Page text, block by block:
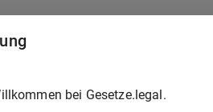
wenn der Gegenanspruch
Verteidigungsmitteln in
bei Gesetze.legal.